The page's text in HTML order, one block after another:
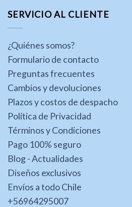
SERVICIO AL CLIENTE
¿Quiénes somos?
Formulario de contacto
Preguntas frecuentes
Cambios y devoluciones
Plazos y costos de despacho
Política de Privacidad
Términos y Condiciones
Pago 100% seguro
Blog - Actualidades
Diseños exclusivos
Envíos a todo Chile
+56964295007